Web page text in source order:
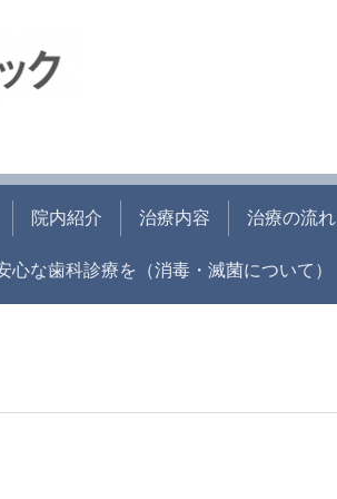
院内紹介 治療内容 治療の流れ
心な歯科診療を（消毒・滅菌について）